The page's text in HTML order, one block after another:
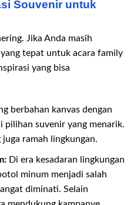
Souvenir untuk
Jika Anda masih
tepat untuk acara family
yang bisa
berbahan kanvas dengan
pilihan suvenir yang menarik.
ramah lingkungan.
Di era kesadaran lingkungan
minum menjadi salah
diminati. Selain